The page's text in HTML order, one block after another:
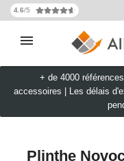
4.6/5
+ de 4000
accessoires
Les délais
Plinthe